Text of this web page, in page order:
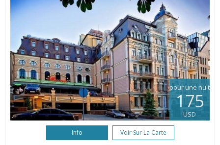
pour une nuit
175
USD
Info Voir Sur La Carte